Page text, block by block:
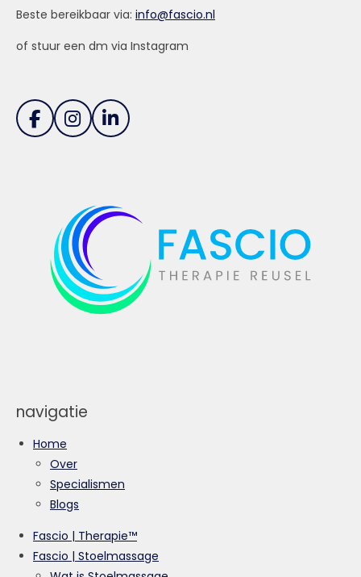
Beste bereikbaar via: info@fascio.nl
of stuur een dm via Instagram
F
a
I
n
g
r
a
m
L
i
d
navigatie
Home
Over
Specialismen
Blogs
Fascio | Therapie™
Fascio | Stoelmassage